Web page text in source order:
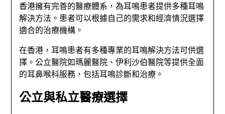
香港擁有完善的醫療體系，為耳鳴患者提供多種耳鳴
解決方法。患者可以根據自己的需求和經濟情況選擇
適合的治療機構。
在香港，耳鳴患者有多種專業的耳鳴解決方法可供選
擇。公立醫院如瑪麗醫院、伊利沙伯醫院等提供全面
的耳鼻喉科服務，包括耳鳴診斷和治療。
公立與私立醫療選擇